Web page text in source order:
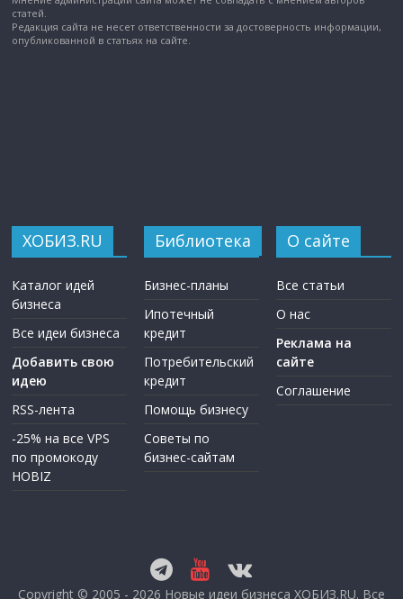
статей.
Редакция сайта не несет ответственности за достоверность информации,
опубликованной в статьях на сайте.
ХОБИЗ.RU
Каталог идей
бизнеса
Все идеи бизнеса
Добавить свою
идею
RSS-лента
-25% на все VPS
по промокоду
HOBIZ
Библиотека
Бизнес-планы
Ипотечный
кредит
Потребительский
кредит
Помощь бизнесу
Советы по
бизнес-сайтам
О сайте
Все статьи
О нас
Реклама на
сайте
Соглашение
Copyright © 2005 - 2026 Новые идеи бизнеса ХОБИЗ.RU. Все